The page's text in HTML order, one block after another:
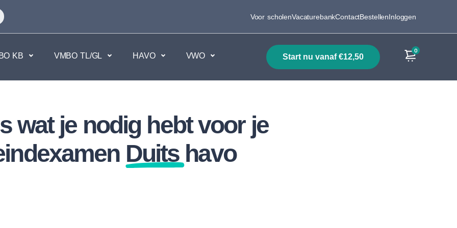
Voor scholenVacaturebankContactBestellenInloggen
KB VMBO TL/GL HAVO VWO start nu vanaf €12,50
0
Geen vakken.
wat je nodig hebt voor je
Duits havo